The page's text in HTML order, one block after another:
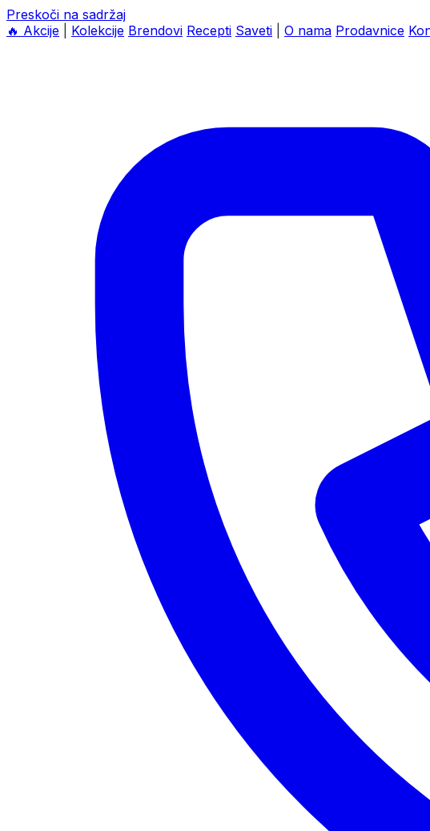
Preskoči na sadržaj
🔥 Akcije Kolekcije Brendovi Recepti Saveti O nama Prodavnice